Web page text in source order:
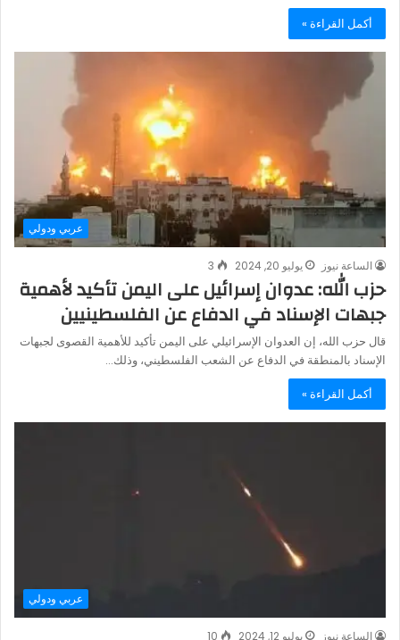
أكمل القراءة »
عربي ودولي
الساعة نيوز يوليو 20, 2024 3
حزب الله: عدوان إسرائيل على اليمن تأكيد لأهمية
جبهات الإسناد في الدفاع عن الفلسطينيين
قال حزب الله، إن العدوان الإسرائيلي على اليمن تأكيد للأهمية القصوى لجبهات
الإسناد بالمنطقة في الدفاع عن الشعب الفلسطيني، وذلك…
أكمل القراءة »
عربي ودولي
الساعة نيوز يوليو 12, 2024 10